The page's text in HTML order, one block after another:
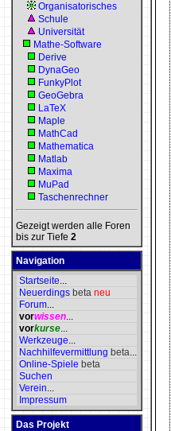
Organisatorisches
Schule
Universität
Mathe-Software
Derive
DynaGeo
FunkyPlot
GeoGebra
LaTeX
Maple
MathCad
Mathematica
Matlab
Maxima
MuPad
Taschenrechner
Gezeigt werden alle Foren
bis zur Tiefe 2
Navigation
Startseite...
Neuerdings beta neu
Forum...
vorwissen...
vorkurse...
Werkzeuge...
Nachhilfevermittlung beta...
Online-Spiele beta
Suchen
Verein...
Impressum
Das Projekt